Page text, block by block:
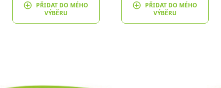
PŘIDAT DO MÉHO
VÝBĚRU
PŘIDAT DO MÉHO
VÝBĚRU